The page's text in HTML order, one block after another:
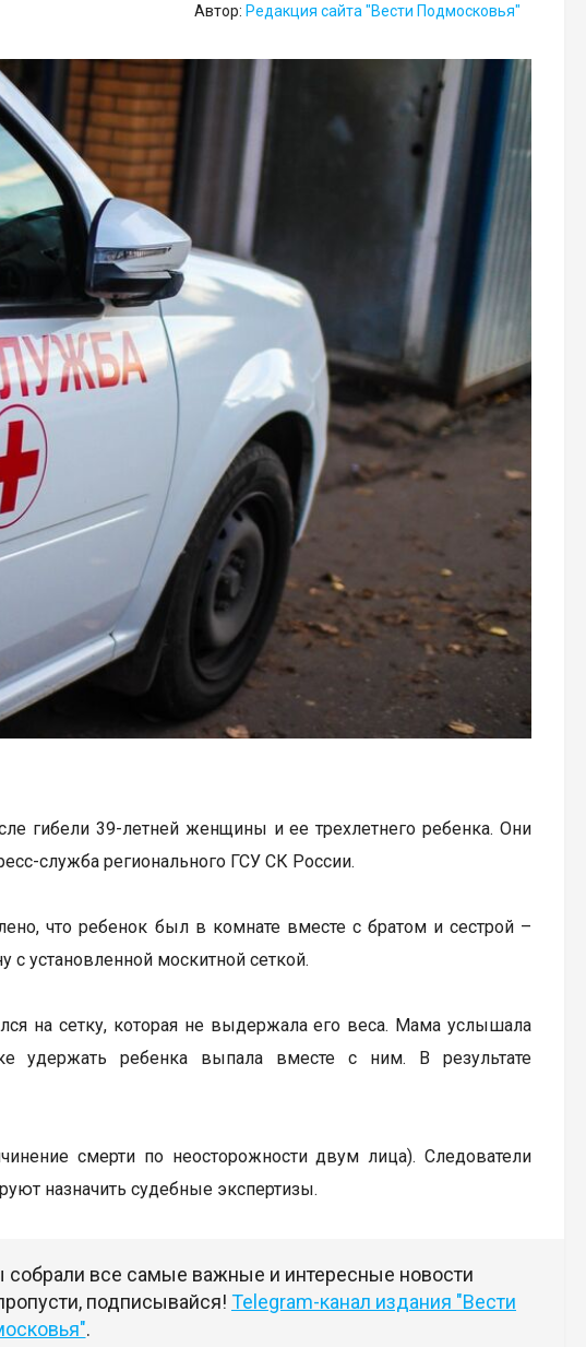
Автор: Редакция сайта "Вести Подмосковья"
гибели 39-летней женщины и ее трехлетнего ребенка. Они
служба регионального ГСУ СК России.
что ребенок был в комнате вместе с братом и сестрой –
с установленной москитной сеткой.
на сетку, которая не выдержала его веса. Мама услышала
удержать ребенка выпала вместе с ним. В результате
смерти по неосторожности двум лица). Следователи
назначить судебные экспертизы.
собрали все самые важные и интересные новости
подписывайся! Telegram-канал издания "Вести
.